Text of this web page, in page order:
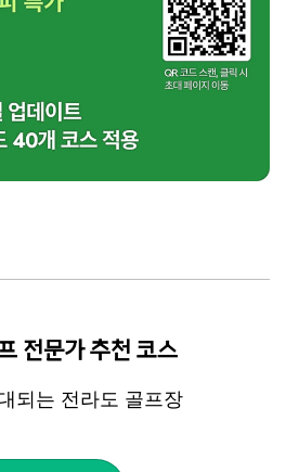
전문가 추천 코스
되는 전라도 골프장